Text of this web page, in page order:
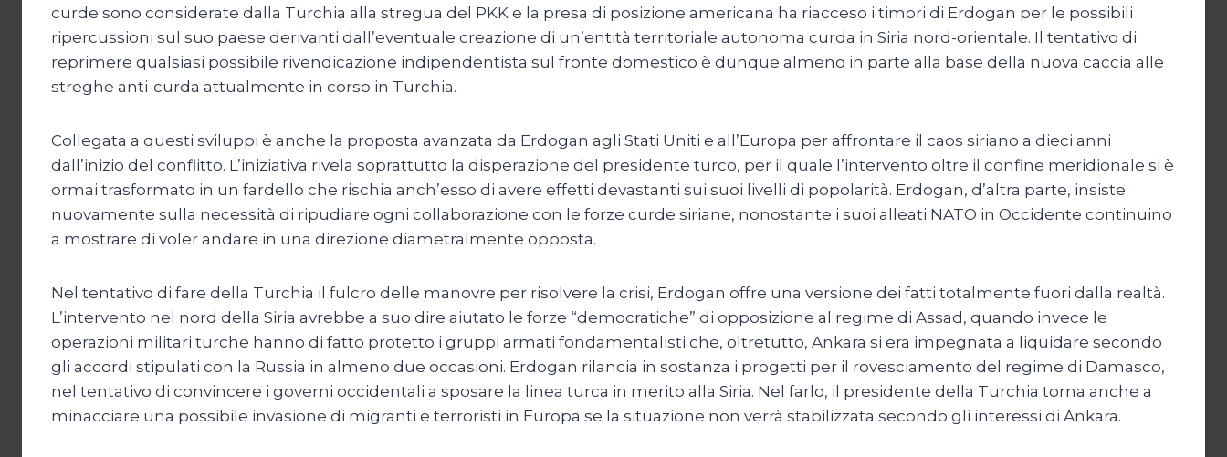
curde sono considerate dalla Turchia alla stregua del PKK e la presa di posizione americana ha riacceso i timori di Erdogan per le possibili
ripercussioni sul suo paese derivanti dall’eventuale creazione di un’entità territoriale autonoma curda in Siria nord-orientale. Il tentativo di
reprimere qualsiasi possibile rivendicazione indipendentista sul fronte domestico è dunque almeno in parte alla base della nuova caccia alle
streghe anti-curda attualmente in corso in Turchia.
Collegata a questi sviluppi è anche la proposta avanzata da Erdogan agli Stati Uniti e all’Europa per affrontare il caos siriano a dieci anni
dall’inizio del conflitto. L’iniziativa rivela soprattutto la disperazione del presidente turco, per il quale l’intervento oltre il confine meridionale si è
ormai trasformato in un fardello che rischia anch’esso di avere effetti devastanti sui suoi livelli di popolarità. Erdogan, d’altra parte, insiste
nuovamente sulla necessità di ripudiare ogni collaborazione con le forze curde siriane, nonostante i suoi alleati NATO in Occidente continuino
a mostrare di voler andare in una direzione diametralmente opposta.
Nel tentativo di fare della Turchia il fulcro delle manovre per risolvere la crisi, Erdogan offre una versione dei fatti totalmente fuori dalla realtà.
L’intervento nel nord della Siria avrebbe a suo dire aiutato le forze “democratiche” di opposizione al regime di Assad, quando invece le
operazioni militari turche hanno di fatto protetto i gruppi armati fondamentalisti che, oltretutto, Ankara si era impegnata a liquidare secondo
gli accordi stipulati con la Russia in almeno due occasioni. Erdogan rilancia in sostanza i progetti per il rovesciamento del regime di Damasco,
nel tentativo di convincere i governi occidentali a sposare la linea turca in merito alla Siria. Nel farlo, il presidente della Turchia torna anche a
minacciare una possibile invasione di migranti e terroristi in Europa se la situazione non verrà stabilizzata secondo gli interessi di Ankara.